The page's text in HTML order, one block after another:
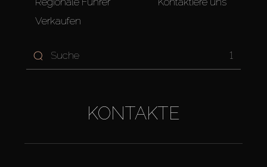
Verkaufen
1
KONTAKTE